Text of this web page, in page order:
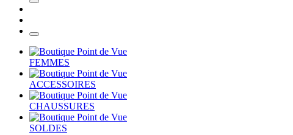
FEMMES
ACCESSOIRES
CHAUSSURES
SOLDES